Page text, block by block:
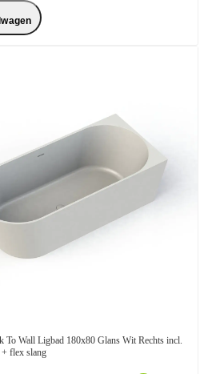
To Wall Ligbad 180x80 Glans Wit Rechts incl.
flex slang